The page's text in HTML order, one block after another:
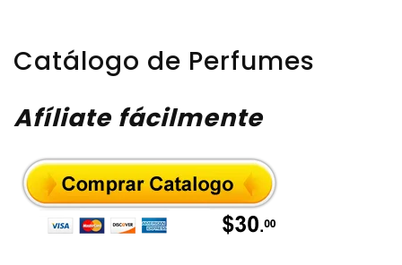
Catálogo de Perfumes
Afíliate fácilmente